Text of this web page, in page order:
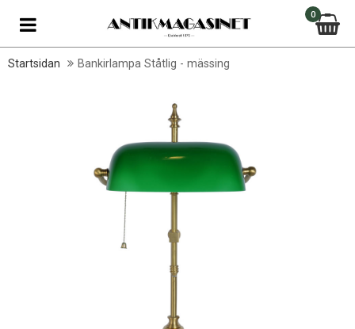
0
Startsidan Bankirlampa Ståtlig - mässing